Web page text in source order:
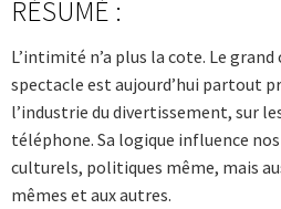
RÉSUMÉ :
L’intimité n’a plus la cote. Le
spectacle est aujourd’hui partout
l’industrie du divertissement, sur
téléphone. Sa logique influence
culturels, politiques même, mais
mêmes et aux autres.